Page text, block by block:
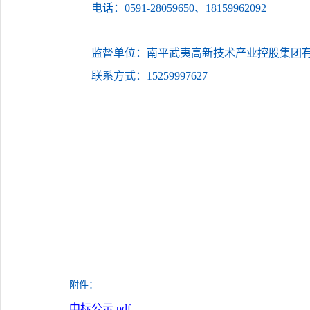
电话： 0591-28059650、18159962092
监督单位：南平武夷高新技术产业控股集团
联系方式： 15259997627
附件：